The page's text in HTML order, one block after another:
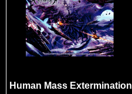
Human Mass Extermination